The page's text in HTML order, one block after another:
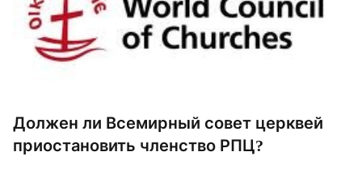
Должен ли Всемирный совет церквей
приостановить членство РПЦ?